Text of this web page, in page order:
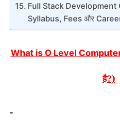
Full Stack Development
Syllabus, Fees और
What is O Level
है?)